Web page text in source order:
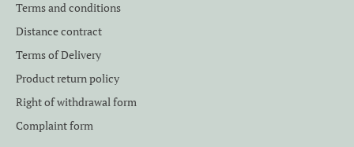
Terms and conditions
Distance contract
Terms of Delivery
Product return policy
Right of withdrawal form
Complaint form